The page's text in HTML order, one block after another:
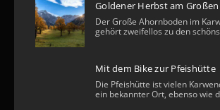
Goldener Herbst am
Der Große Ahornboden im
gehört zweifellos zu den
Mit dem Bike zur Pfeishütte
Die Pfeishütte ist vielen
ein bekannter Ort, ebenso wie